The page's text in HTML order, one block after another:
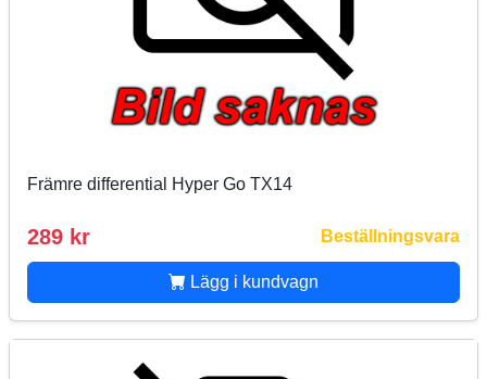
Främre differential Hyper Go TX14
289 kr Beställningsvara
Lägg i kundvagn